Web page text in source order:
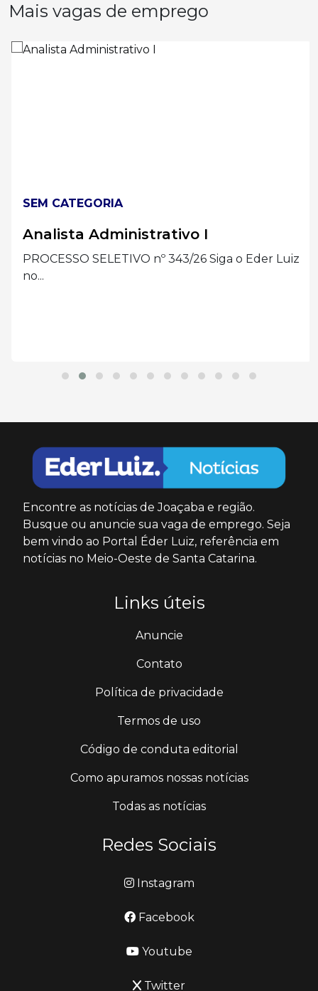
Mais vagas de emprego
SEM CATEGORIA
Analista Administrativo I
PROCESSO SELETIVO nº 343/26 Siga o Eder Luiz
no...
Encontre as notícias de Joaçaba e região.
Busque ou anuncie sua vaga de emprego. Seja
bem vindo ao Portal Éder Luiz, referência em
notícias no Meio-Oeste de Santa Catarina.
Links úteis
Anuncie
Contato
Política de privacidade
Termos de uso
Código de conduta editorial
Como apuramos nossas notícias
Todas as notícias
Redes Sociais
Instagram
Facebook
Youtube
Twitter